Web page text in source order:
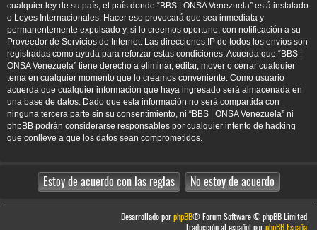
cualquier ley de su país, el país donde “BBS | ONSA Venezuela” está instalado
o Leyes Internacionales. Hacer eso provocará que sea inmediata y
permanentemente expulsado y, si lo creemos oportuno, con notificación a su
Proveedor de Servicios de Internet. Las direcciones IP de todos los envíos son
registradas como ayuda para reforzar estas condiciones. Acuerda que “BBS |
ONSA Venezuela” tiene derecho a eliminar, editar, mover o cerrar cualquier
tema en cualquier momento que lo creamos conveniente. Como usuario
acuerda que cualquier información que haya ingresado será almacenada en
una base de datos. Dado que esta información no será compartida con
ninguna tercera parte sin su consentimiento, ni “BBS | ONSA Venezuela” ni
phpBB podrán considerarse responsables por cualquier intento de hacking
que conlleve a que los datos sean comprometidos.
Desarrollado porphpBB® Forum Software © phpBB Limited
Traducción al español porphpBB España